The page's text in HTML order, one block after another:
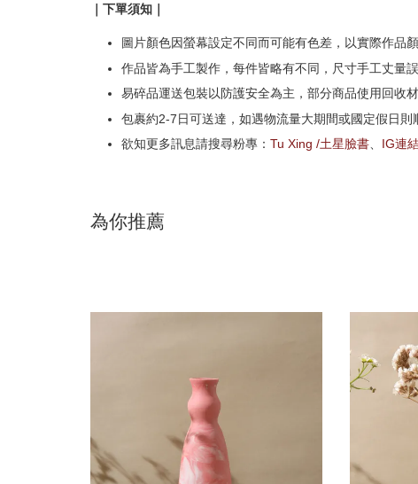
｜下單須知｜
圖片顏色因螢幕設定不同而可能有色差，以實際作品顏
作品皆為手工製作，每件皆略有不同，尺寸手工丈量誤
易碎品運送包裝以防護安全為主，部分商品使用回收材
包裹約2-7日可送達，如遇物流量大期間或國定假日則
欲知更多訊息請搜尋粉專： Tu Xing /土星臉書、 IG連
為你推薦